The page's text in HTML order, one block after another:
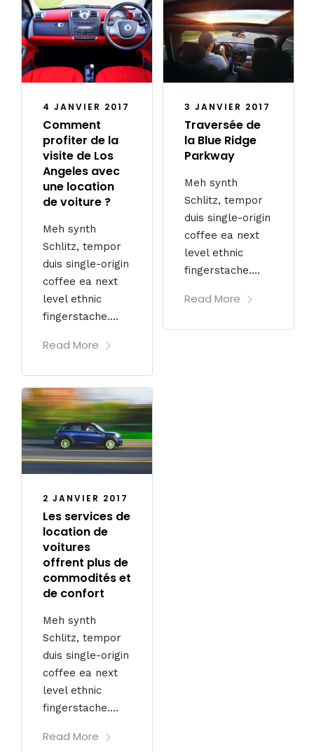
4 JANVIER 2017
Comment
profiter de la
visite de Los
Angeles avec
une location
de voiture ?
Meh synth
Schlitz, tempor
duis single-origin
coffee ea next
level ethnic
fingerstache....
Read More
3 JANVIER 2017
Traversée de
la Blue Ridge
Parkway
Meh synth
Schlitz, tempor
duis single-origin
coffee ea next
level ethnic
fingerstache....
Read More
2 JANVIER 2017
Les services de
location de
voitures
offrent plus de
commodités et
de confort
Meh synth
Schlitz, tempor
duis single-origin
coffee ea next
level ethnic
fingerstache....
Read More